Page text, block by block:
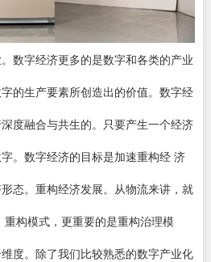
数字经济更多的是数字和各类的产业
的生产要素所创造出的价值。数字经
度融合与共生的。只要产生一个经济
。数字经济的目标是加速重构经 济
态。重构经济发展。从物流来讲，就
构模式，更重要的是重构治理模
度。除了我们比较熟悉的数字产业化